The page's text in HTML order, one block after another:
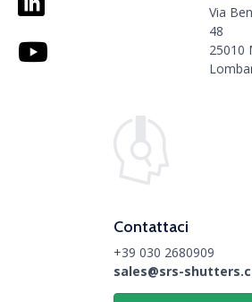
Via
48
25010
Contattaci
+39 030 2680909
sales@srs-